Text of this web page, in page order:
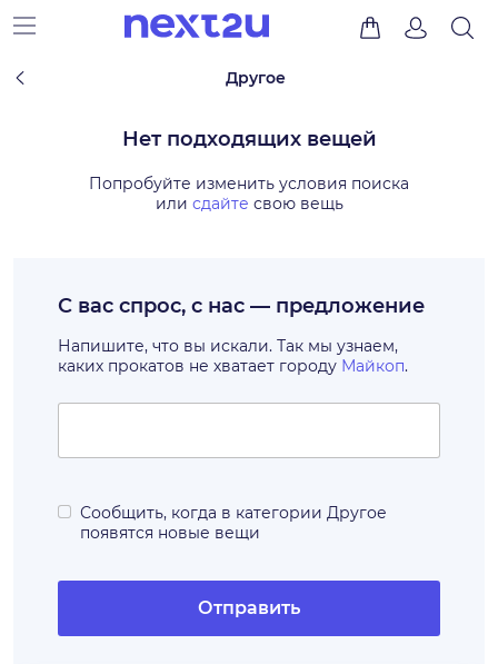
Другое
Нет подходящих вещей
Попробуйте изменить условия поиска
или сдайте свою вещь
С вас спрос, с нас — предложение
Напишите, что вы искали. Так мы узнаем,
каких прокатов не хватает городу Майкоп.
Сообщить, когда в категории Другое
появятся новые вещи
Отправить